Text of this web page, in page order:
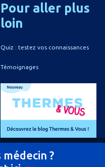
?
Pour aller plus
loin
Quiz : testez vos connaissances
Témoignages
de gestion des cookies